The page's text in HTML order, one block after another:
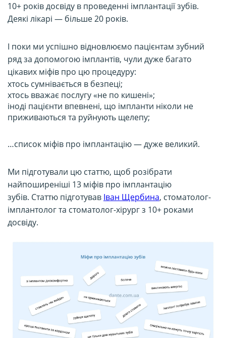
10+ років досвіду в проведенні імплантації зубів.
Деякі лікарі — більше 20 років.
І поки ми успішно відновлюємо пацієнтам зубний
ряд за допомогою імплантів, чули дуже багато
цікавих міфів про цю процедуру:
хтось сумнівається в безпеці;
хтось вважає послугу «не по кишені»;
іноді пацієнти впевнені, що імпланти ніколи не
приживаються та руйнують щелепу;
…список міфів про імплантацію — дуже великий.
Ми підготували цю статтю, щоб розібрати
найпоширеніші 13 міфів про імплантацію
зубів. Статтю підготував Іван Щербина, стоматолог-
імплантолог та стоматолог-хірург з 10+ роками
досвіду.